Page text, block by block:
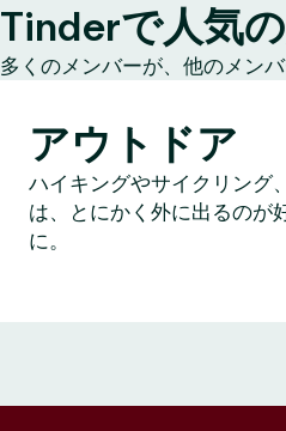
Tinderで人気
多くのメンバーが、他のメン
アウトドア
ハイキングやサイクリング
は、とにかく外に出るのが
に。